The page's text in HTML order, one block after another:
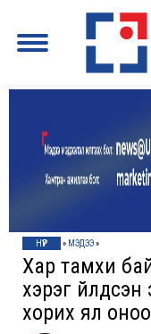
НҮҮР » МЭДЭЭ»
Хар тамхи
хэрэг
хорих ял